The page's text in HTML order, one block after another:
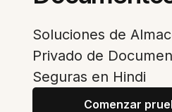
Soluciones de
Privado de
Seguras en Hindi
Comenzar